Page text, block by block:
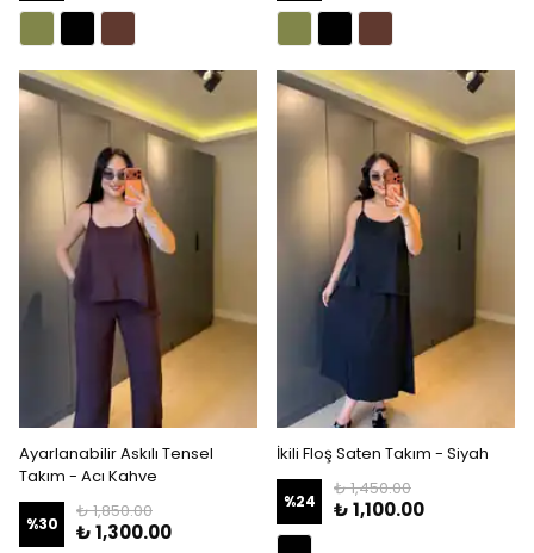
Ayarlanabilir Askılı Tensel
Takım - Acı Kahve
%30
₺ 1,850.00
₺ 1,300.00
İkili Floş Saten Takım - Siyah
%24
₺ 1,450.00
₺ 1,100.00